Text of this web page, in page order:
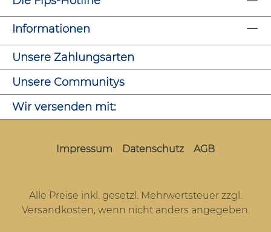
Informationen
Unsere Zahlungsarten
Unsere Communitys
Wir versenden mit:
Impressum Datenschutz AGB
Alle Preise inkl. gesetzl. Mehrwertsteuer zzgl.
Versandkosten, wenn nicht anders angegeben.